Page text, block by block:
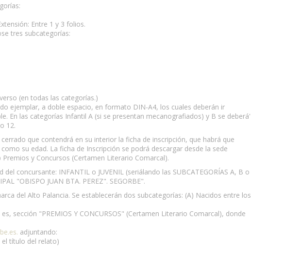
Entre 1 y 3 folios.
tres subcategorías:
(en todas las categorías.)
ejemplar, a doble espacio, en formato DIN-A4, los cuales deberán ir
En las categorías Infantil A (si se presentan mecanografiados) y B se deberá'
12.
que contendrá en su interior la ficha de inscripción, que habrá que
su edad. La ficha de Inscripción se podrá descargar desde la sede
y Concursos (Certamen Literario Comarcal).
concursante: INFANTIL o JUVENIL (seriálando las SUBCATEGORÍAS A, B o
"OBISPO JUAN BTA. PEREZ". SEGORBE".
del Alto Palancia. Se establecerán dos subcategorías: (A) Nacidos entre los
sección "PREMIOS Y CONCURSOS" (Certamen Literario Comarcal), donde
. adjuntando:
título del relato)